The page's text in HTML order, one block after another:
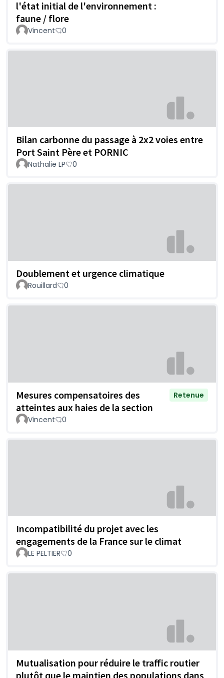
l'état initial de l'environnement :
faune / flore
Vincent 0
Bilan carbonne du passage à 2x2 voies entre
Port Saint Père et PORNIC
Nathalie LP 0
Doublement et urgence climatique
Rouillard 0
Mesures compensatoires des
atteintes aux haies de la section
Retenue
Vincent 0
Incompatibilité du projet avec les
engagements de la France sur le climat
LE PELTIER 0
Mutualisation pour réduire le traffic routier
plutôt que le maintien des populations dans